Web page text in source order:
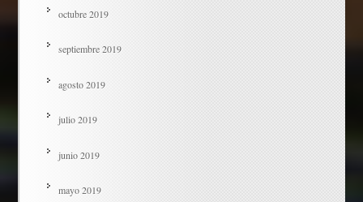
octubre 2019
septiembre 2019
agosto 2019
julio 2019
junio 2019
mayo 2019